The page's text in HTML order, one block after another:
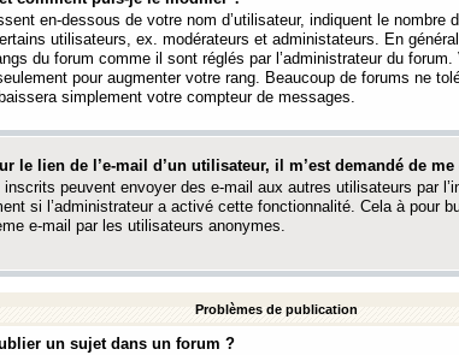
en-dessous de votre nom d’utilisateur, indiquent le nombre
utilisateurs, ex. modérateurs et administateurs. En
du forum comme il sont réglés par l’administrateur du
pour augmenter votre rang. Beaucoup de forums ne
simplement votre compteur de messages.
le lien de l’e-mail d’un utilisateur, il m’est demandé de
peuvent envoyer des e-mail aux autres utilisateurs par
si l’administrateur a activé cette fonctionnalité. Cela à pour
e-mail par les utilisateurs anonymes.
Problèmes de publication
un sujet dans un forum ?